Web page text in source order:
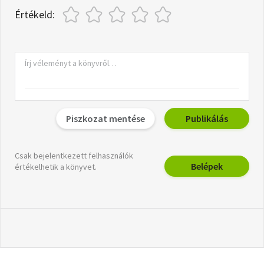
Értékeld:
Piszkozat mentése Publikálás
Csak bejelentkezett felhasználók
értékelhetik a könyvet.
Belépek